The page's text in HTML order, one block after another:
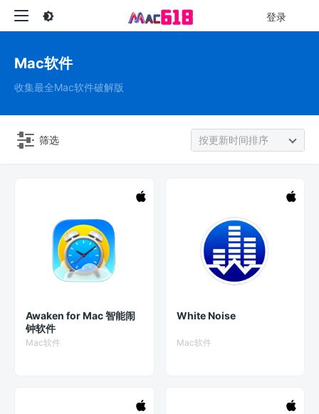
登录
Mac软件
收集最全Mac软件破解版
筛选 按更新时间排序
Awaken for Mac 智能闹
钟软件
Mac软件
White Noise
Mac软件